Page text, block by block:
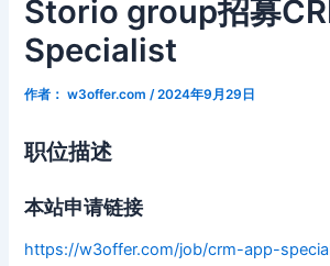
Storio group招募
Specialist
作者： w3offer.com /2024年9月29日
职位描述
本站申请链接
https://w3offer.com/job/crm-app-